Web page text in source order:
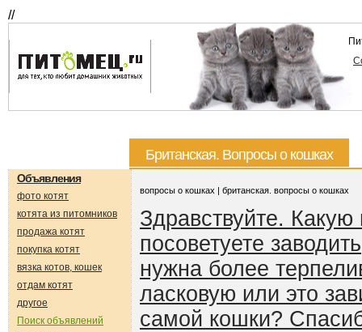
//
Британская. Вопросы о кошках
Объявления
фото котят
котята из питомников
продажа котят
покупка котят
вязка котов, кошек
отдам котят
другое
Поиск объявлений
вопросы о кошках | британская. вопросы о кошках
Здравствуйте.
посоветуете
нужна более
ласковую или это
самой кошки?